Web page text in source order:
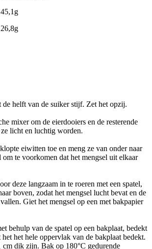
45,1g
26,8g
helft van de suiker stijf. Zet het opzij.
mixer om de eierdooiers en de resterende
licht en luchtig worden.
eiwitten toe en meng ze van onder naar
om te voorkomen dat het mengsel uit elkaar
deze langzaam in te roeren met een spatel,
boven, zodat het mengsel lucht bevat en de
Giet het mengsel op een met bakpapier
behulp van de spatel op een bakplaat, bedekt
het hele oppervlak van de bakplaat bedekt.
cm dik zijn. Bak op 180°C gedurende